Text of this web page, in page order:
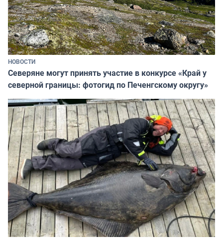
НОВОСТИ
Северяне могут принять участие в конкурсе «Край у
северной границы: фотогид по Печенгскому округу»